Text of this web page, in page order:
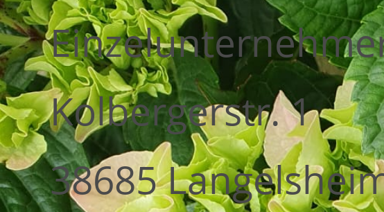
Kolbergerstr. 1
38685